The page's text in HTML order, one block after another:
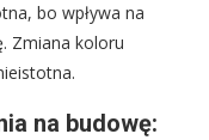
bo wpływa na
Zmiana koloru
na budowę: